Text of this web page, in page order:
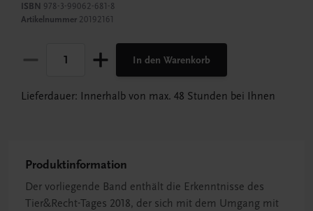
ISBN 978-3-99062-681-8
Artikelnummer 20192161
In den Warenkorb
Lieferdauer: Innerhalb von max. 48 Stunden bei Ihnen
Produktinformation
Der vorliegende Band enthält die Erkenntnisse des
Tier&Recht-Tages 2018, der sich mit dem Umgang mit